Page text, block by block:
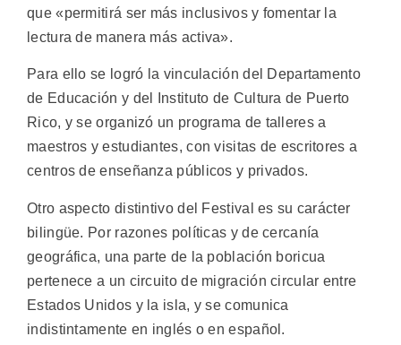
que «permitirá ser más inclusivos y fomentar la
lectura de manera más activa».
Para ello se logró la vinculación del Departamento
de Educación y del Instituto de Cultura de Puerto
Rico, y se organizó un programa de talleres a
maestros y estudiantes, con visitas de escritores a
centros de enseñanza públicos y privados.
Otro aspecto distintivo del Festival es su carácter
bilingüe. Por razones políticas y de cercanía
geográfica, una parte de la población boricua
pertenece a un circuito de migración circular entre
Estados Unidos y la isla, y se comunica
indistintamente en inglés o en español.